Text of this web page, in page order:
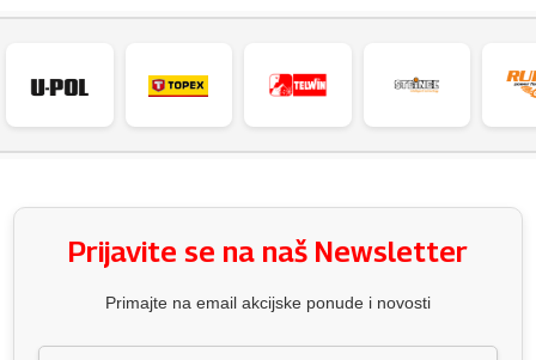
Prijavite se na naš Newsletter
Primajte na email akcijske ponude i novosti